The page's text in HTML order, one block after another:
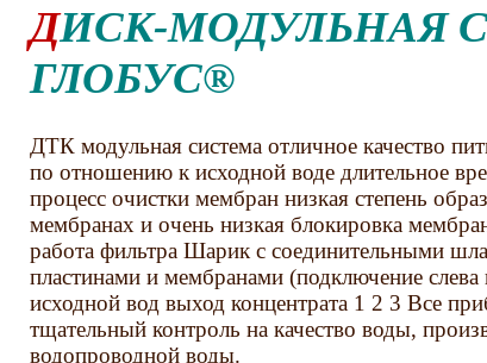
ДИСК-МОДУЛЬНАЯ СИСТЕМА АКВА-
ГЛОБУС®
ДТК модульная система отличное качество
по отношению к исходной воде длительное
процесс очистки мембран низкая степень
мембранах и очень низкая блокировка
работа фильтра Шарик с соединительными
пластинами и мембранами (подключение
исходной вод выход концентрата 1 2 3 Все
тщательный контроль на качество воды,
водопроводной воды.